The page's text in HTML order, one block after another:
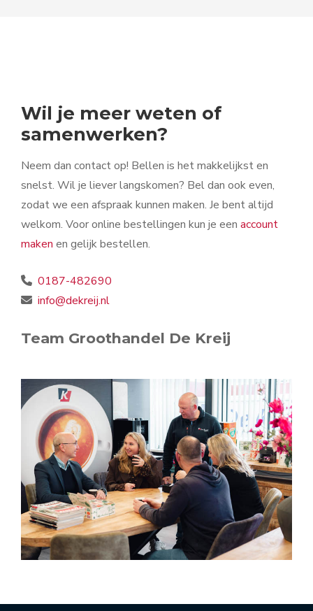
Wil je meer weten of
samenwerken?
Neem dan contact op! Bellen is het makkelijkst en
snelst. Wil je liever langskomen? Bel dan ook even,
zodat we een afspraak kunnen maken. Je bent altijd
welkom. Voor online bestellingen kun je een account
maken en gelijk bestellen.
0187-482690
info@dekreij.nl
Team Groothandel De Kreij